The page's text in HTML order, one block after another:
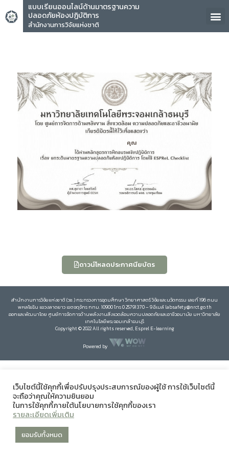
แบบเรียนออนไลน์ด้านมาตรฐานความ
ปลอดภัยห้องปฏิบัติการ
สำนักงานการวิจัยแห่งชาติ
คุณ
ดาวน์โหลดประกาศนียบัตร
สำนักงานการวิจัยแห่งชาติ (วช.) กระทรวงการอุดมศึกษา วิทยาศาสตร์ วิจัยและนวัตกรรม เลขที่ 196 ถนน
พหลโยธิน แขวงลาดยาว เขตจตุจักร กทม. 10900 โทร 0 25791370 – 9 อีเมล์ labsafety@nrct.go.th
ออกและพัฒนาโดย ศูนย์การจัดการด้านพลังงานสิ่งแวดล้อมความปลอดภัยและอาชีวอนามัย มหาวิทยาลัย
เทคโนโลยีพระจอมเกล้าธนบุรี
Copyright © 2022 All rights reserved, Esprel E-learning
Powered by
เว็บไซต์นี้ใช้คุกกี้เพื่อปรับปรุงประสบการณ์ของผู้ใช้ การใช้เว็บไซต์นี้
จะถือว่าคุณให้ความยินยอม
ในการใช้คุกกี้ภายใต้นโยบายการใช้คุกกี้ของเรา
รายละเอียดเพิ่มเติม
ยอมรับทั้งหมด